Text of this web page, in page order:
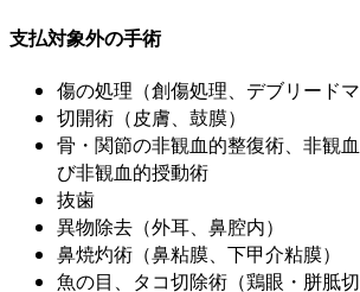
支払対象外の手術
傷の処理（創傷処理、デブリードマ
切開術（皮膚、鼓膜）
骨・関節の非観血的整復術、非観
び非観血的授動術
抜歯
異物除去（外耳、鼻腔内）
鼻焼灼術（鼻粘膜、下甲介粘膜）
魚の目、タコ切除術（鶏眼・胼胝切